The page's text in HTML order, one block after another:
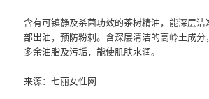
含有可镇静及杀菌功效的茶树精油，能深层
部出油，预防粉刺。含深层清洁的高岭土成
多余油脂及污垢，能使肌肤水润。
来源：七丽女性网